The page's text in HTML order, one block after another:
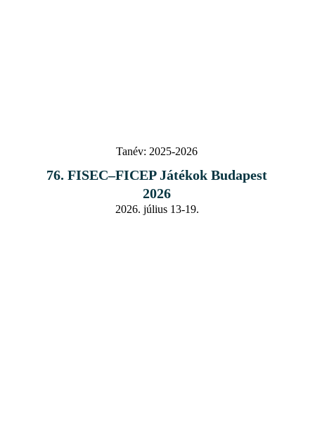
Tanév: 2025-2026
76. FISEC–FICEP Játékok Budapest
2026
2026. július 13-19.